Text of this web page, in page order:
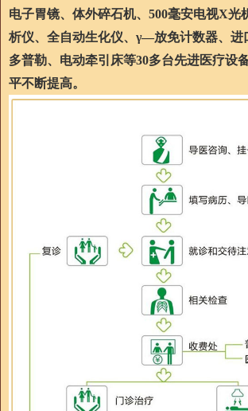
电子胃镜、体外碎石机、500毫安电视X光
析仪、全自动生化仪、γ—放免计数器、进
多普勒、电动牵引床等30多台先进医疗设
平不断提高。